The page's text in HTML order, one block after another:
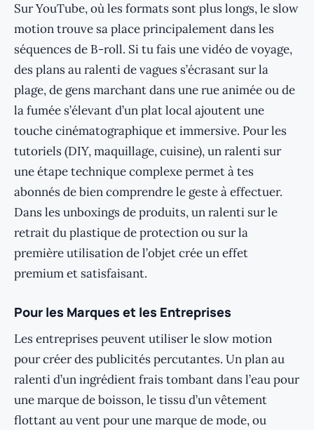
Sur YouTube, où les formats sont plus longs, le slow
motion trouve sa place principalement dans les
séquences de B-roll. Si tu fais une vidéo de voyage,
des plans au ralenti de vagues s’écrasant sur la
plage, de gens marchant dans une rue animée ou de
la fumée s’élevant d’un plat local ajoutent une
touche cinématographique et immersive. Pour les
tutoriels (DIY, maquillage, cuisine), un ralenti sur
une étape technique complexe permet à tes
abonnés de bien comprendre le geste à effectuer.
Dans les unboxings de produits, un ralenti sur le
retrait du plastique de protection ou sur la
première utilisation de l’objet crée un effet
premium et satisfaisant.
Pour les Marques et les Entreprises
Les entreprises peuvent utiliser le slow motion
pour créer des publicités percutantes. Un plan au
ralenti d’un ingrédient frais tombant dans l’eau pour
une marque de boisson, le tissu d’un vêtement
flottant au vent pour une marque de mode, ou